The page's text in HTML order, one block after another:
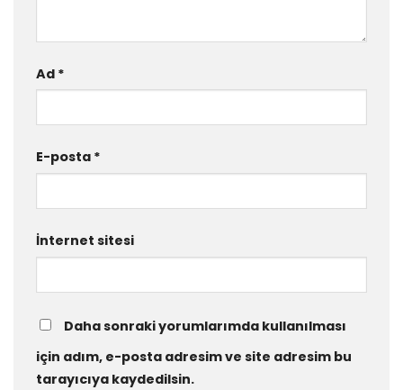
Ad *
E-posta *
İnternet sitesi
Daha sonraki yorumlarımda kullanılması
için adım, e-posta adresim ve site adresim bu
tarayıcıya kaydedilsin.